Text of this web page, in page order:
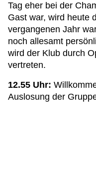
Tag eher bei der
Gast war, wird heute
vergangenen Jahr
noch allesamt
wird der Klub durch
vertreten.
12.55 Uhr:
Auslosung der